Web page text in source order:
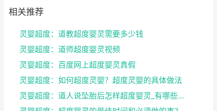
相关推荐
灵婴超度：道教超度婴灵需要多少钱
灵婴超度：道师超度婴灵视频
灵婴超度：百度网上超度婴灵真假
灵婴超度：如何超度灵婴？超度灵婴的具体做法
灵婴超度：道人说坠胎后怎样超度婴灵_有哪些方法可